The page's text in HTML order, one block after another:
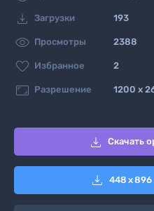
 Загрузки 193
 Просмотры 2388
 Избранное 2
 Разрешение 1200 x
 Скачать
 448 x896